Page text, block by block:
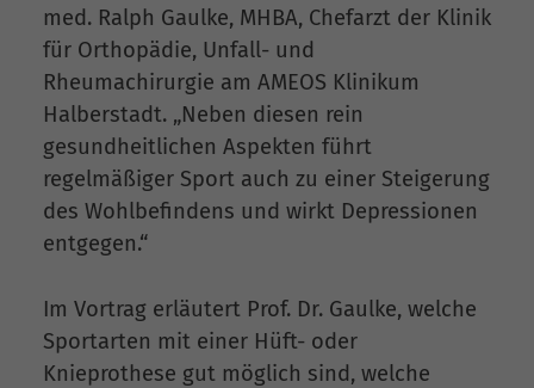
med. Ralph Gaulke, MHBA, Chefarzt der Klinik
für Orthopädie, Unfall- und
Rheumachirurgie am AMEOS Klinikum
Halberstadt. „Neben diesen rein
gesundheitlichen Aspekten führt
regelmäßiger Sport auch zu einer Steigerung
des Wohlbefindens und wirkt Depressionen
entgegen.“
Im Vortrag erläutert Prof. Dr. Gaulke, welche
Sportarten mit einer Hüft- oder
Knieprothese gut möglich sind, welche